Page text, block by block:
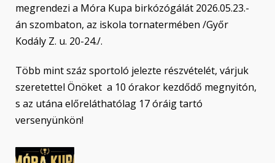
megrendezi a Móra Kupa birkózógálát 2026.05.23.-
án szombaton, az iskola tornatermében /Győr
Kodály Z. u. 20-24./.
Több mint száz sportoló jelezte részvételét, várjuk
szeretettel Önöket a 10 órakor kezdődő megnyitón,
s az utána előreláthatólag 17 óráig tartó
versenyünkön!